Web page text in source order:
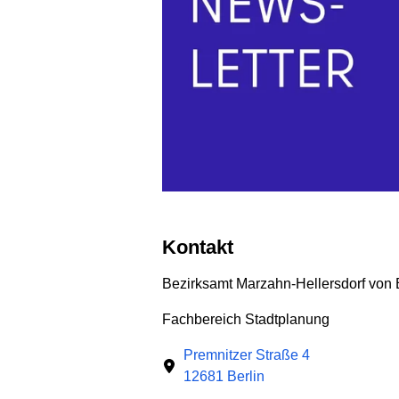
Kontakt
Bezirksamt Marzahn-Hellersdorf von
Fachbereich Stadtplanung
Premnitzer Straße 4
12681 Berlin